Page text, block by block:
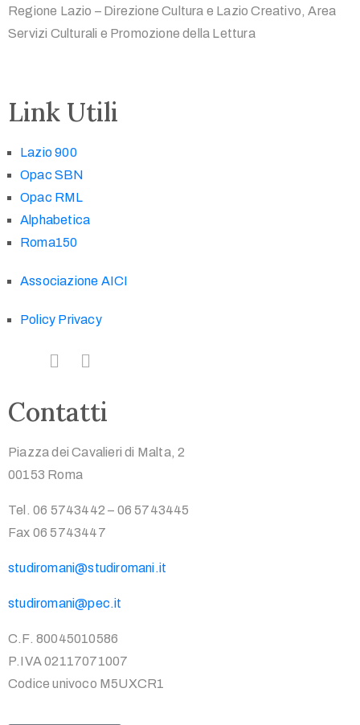
Regione Lazio – Direzione Cultura e Lazio Creativo, Area
Servizi Culturali e Promozione della Lettura
Link Utili
Lazio 900
Opac SBN
Opac RML
Alphabetica
Roma150
Associazione AICI
Policy Privacy
Contatti
Piazza dei Cavalieri di Malta, 2
00153 Roma
Tel. 06 5743442 – 06 5743445
Fax 06 5743447
studiromani@studiromani.it
studiromani@pec.it
C.F. 80045010586
P.IVA 02117071007
Codice univoco M5UXCR1